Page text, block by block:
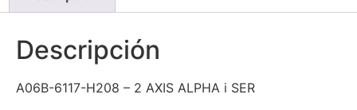
Descripción
A06B-6117-H208 – 2 AXIS ALPHA i SER